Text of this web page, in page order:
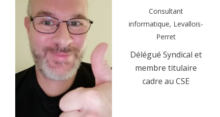
Consultant
informatique, Levallois-
Perret
Délégué Syndical et
membre titulaire
cadre au CSE